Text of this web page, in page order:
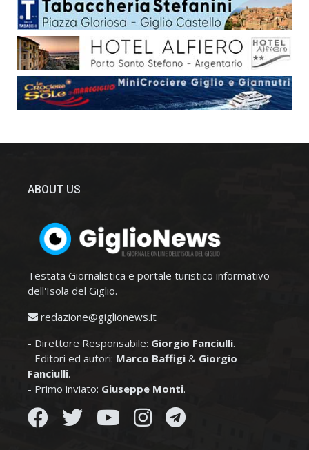
ABOUT US
Testata Giornalistica e portale turistico informativo
dell'Isola del Giglio.
redazione@giglionews.it
- Direttore Responsabile: Giorgio Fanciulli.
- Editori ed autori: Marco Baffigi & Giorgio
Fanciulli.
- Primo inviato: Giuseppe Monti.